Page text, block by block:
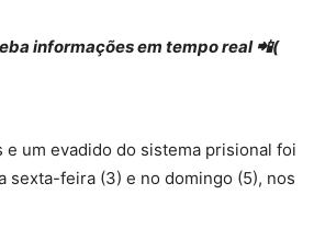
informações em tempo real 📲(
um evadido do sistema prisional foi
sexta-feira (3) e no domingo (5), nos